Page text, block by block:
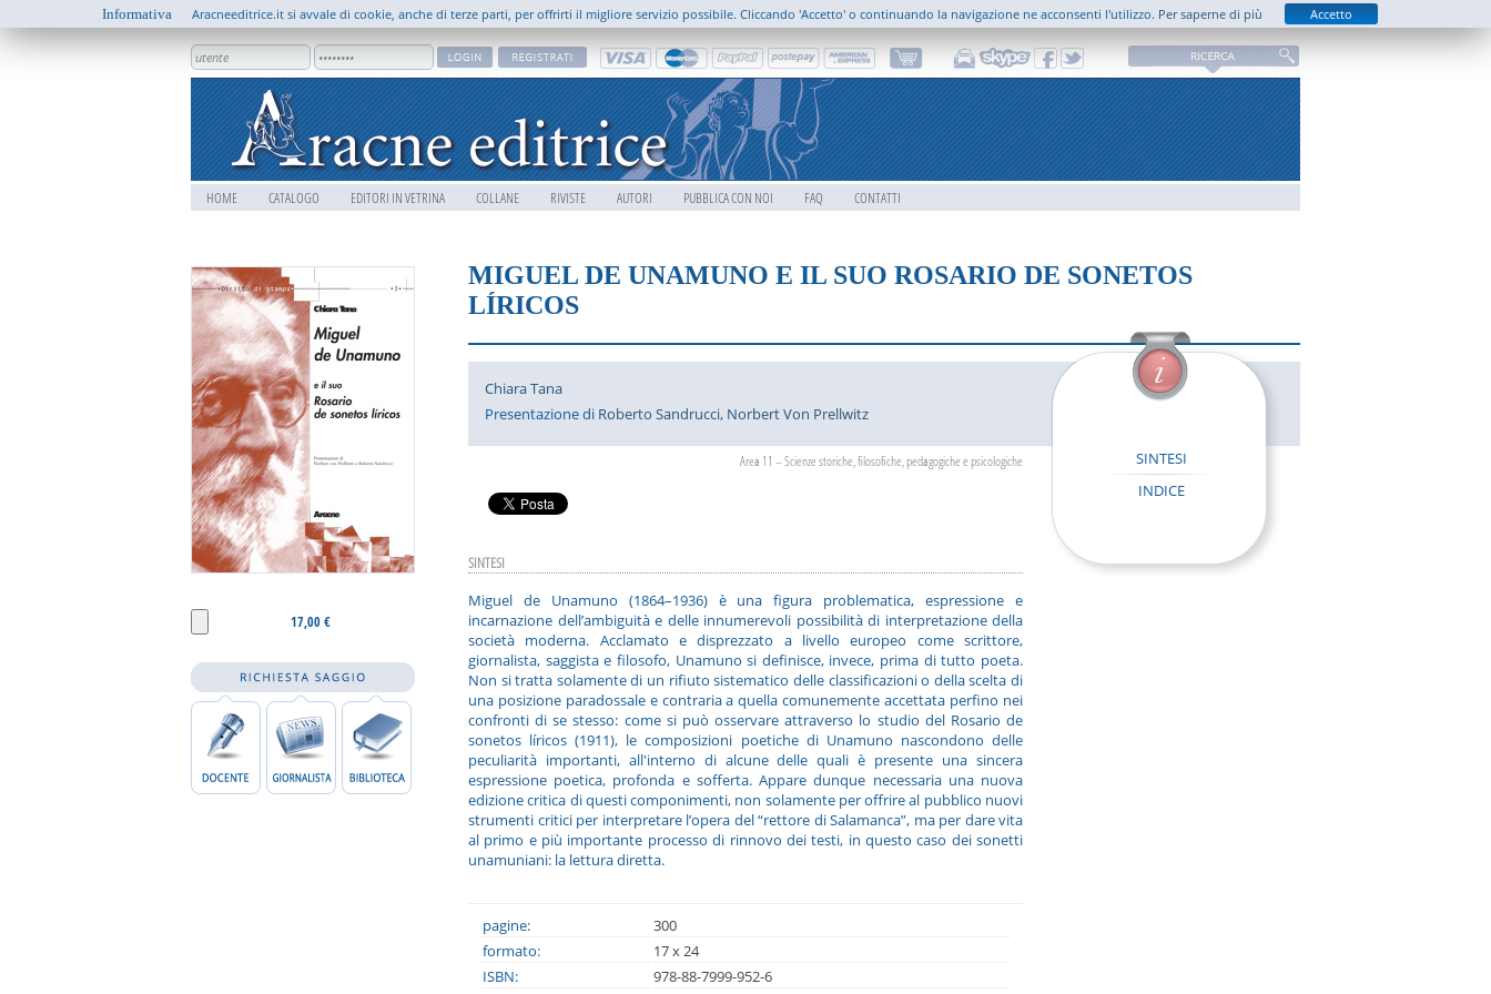
HOME CATALOGO EDITORI IN VETRINA COLLANE RIVISTE AUTORI PUBBLICA CON NOI FAQ CONTATTI
MIGUEL DE UNAMUNO E IL SUO ROSARIO DE SONETOS
LÍRICOS
17,00 €
Chiara Tana
Presentazione di Roberto Sandrucci, Norbert Von Prellwitz
Area 11 – Scienze storiche, filosofiche, pedagogiche e psicologiche
SINTESI
Miguel de Unamuno (1864–1936) è una figura problematica, espressione e
incarnazione dell’ambiguità e delle innumerevoli possibilità di interpretazione della
società moderna. Acclamato e disprezzato a livello europeo come scrittore,
giornalista, saggista e filosofo, Unamuno si definisce, invece, prima di tutto poeta.
Non si tratta solamente di un rifiuto sistematico delle classificazioni o della scelta di
una posizione paradossale e contraria a quella comunemente accettata perfino nei
confronti di se stesso: come si può osservare attraverso lo studio del Rosario de
sonetos líricos (1911), le composizioni poetiche di Unamuno nascondono delle
peculiarità importanti, all'interno di alcune delle quali è presente una sincera
espressione poetica, profonda e sofferta. Appare dunque necessaria una nuova
edizione critica di questi componimenti, non solamente per offrire al pubblico nuovi
strumenti critici per interpretare l’opera del “rettore di Salamanca”, ma per dare vita
al primo e più importante processo di rinnovo dei testi, in questo caso dei sonetti
unamuniani: la lettura diretta.
pagine:
300
formato:
17 x 24
ISBN:
978-88-7999-952-6
SINTESI
INDICE
Informativa Aracneeditrice.it si avvale di cookie, anche di terze parti, per offrirti il migliore servizio possibile. Cliccando 'Accetto' o continuando la navigazione ne acconsenti l'utilizzo. Per saperne di più Accetto